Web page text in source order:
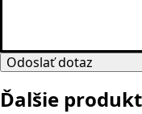
Odoslať dotaz
Ďalšie